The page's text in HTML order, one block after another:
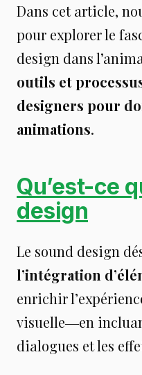
Dans cet article,
pour explorer le
design dans
outils et
designers pour
animations.
Qu’est-ce
design
Le sound design
l’intégration
enrichir
visuelle―en
dialogues et les